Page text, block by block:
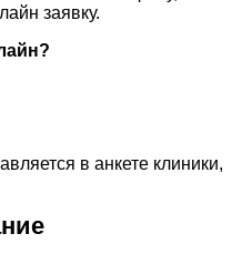
заявку.
в анкете клиники,